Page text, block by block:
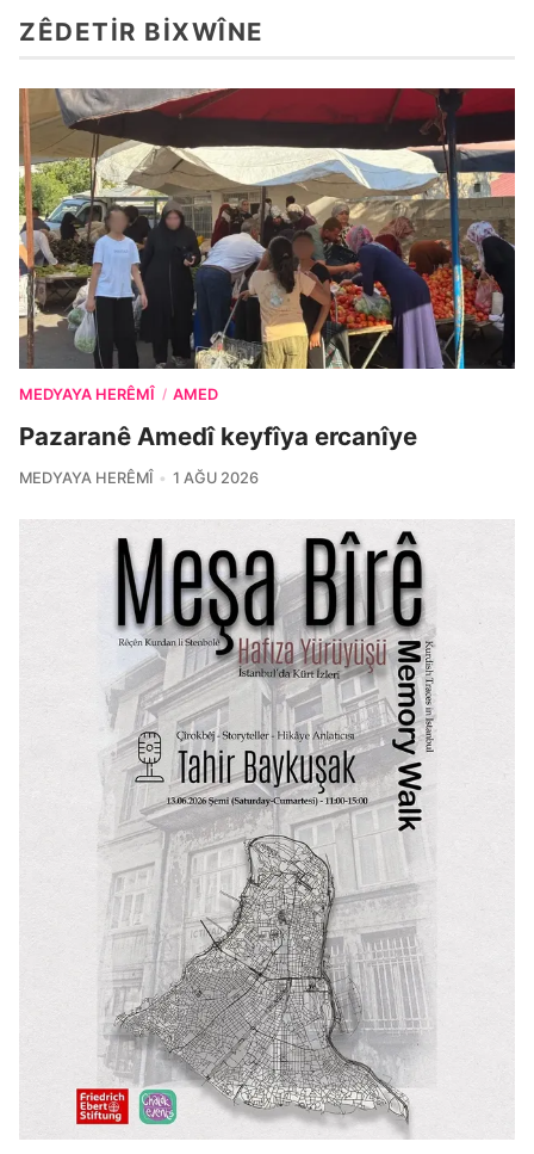
ZÊDETIR BIXWÎNE
MEDYAYA HERÊMÎ / AMED
Pazaranê Amedî keyfîya ercanîye
MEDYAYA HERÊMÎ 1 AĞU 2026